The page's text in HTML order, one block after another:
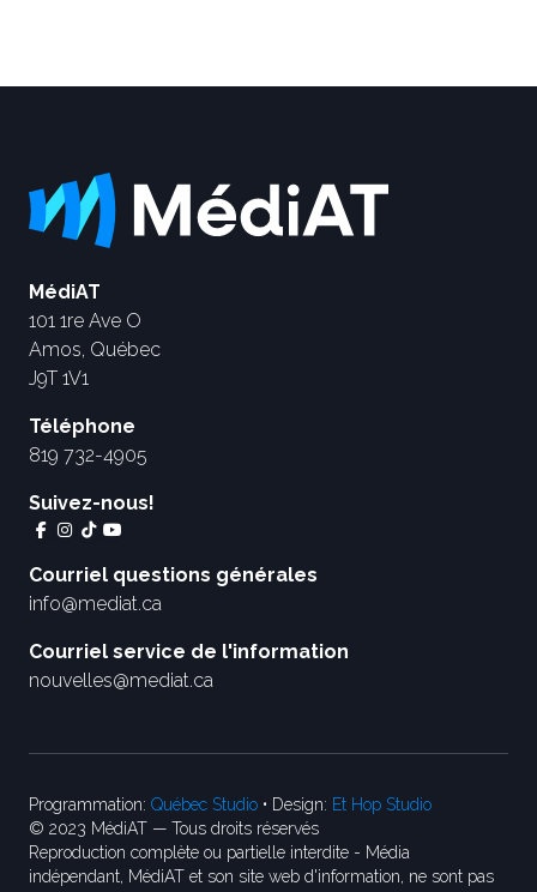
MédiAT
101 1re Ave O
Amos, Québec
J9T 1V1
Téléphone
819 732-4905
Suivez-nous!
Courriel questions générales
info@mediat.ca
Courriel service de l'information
nouvelles@mediat.ca
Programmation: Québec Studio • Design: Et Hop Studio
© 2023 MédiAT — Tous droits réservés
Reproduction complète ou partielle interdite - Média
indépendant, MédiAT et son site web d'information, ne sont pas